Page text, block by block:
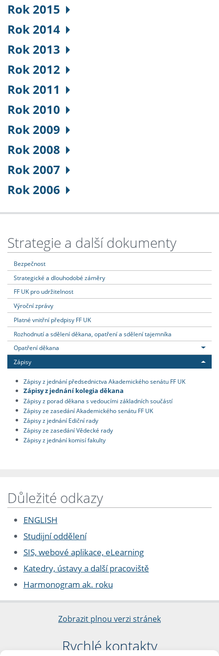
Rok 2015
Rok 2014
Rok 2013
Rok 2012
Rok 2011
Rok 2010
Rok 2009
Rok 2008
Rok 2007
Rok 2006
Strategie a další dokumenty
Bezpečnost
Strategické a dlouhodobé záměry
FF UK pro udržitelnost
Výroční zprávy
Platné vnitřní předpisy FF UK
Rozhodnutí a sdělení děkana, opatření a sdělení tajemníka
Opatření děkana
Zápisy
Zápisy z jednání předsednictva Akademického senátu FF UK
Zápisy z jednání kolegia děkana
Zápisy z porad děkana s vedoucími základních součástí
Zápisy ze zasedání Akademického senátu FF UK
Zápisy z jednání Ediční rady
Zápisy ze zasedání Vědecké rady
Zápisy z jednání komisí fakulty
Důležité odkazy
ENGLISH
Studijní oddělení
SIS, webové aplikace, eLearning
Katedry, ústavy a další pracoviště
Harmonogram ak. roku
Zobrazit plnou verzi stránek
Rychlé kontakty